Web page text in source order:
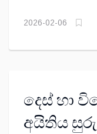
2026-02-06
දෙස් හා
අයිතිය